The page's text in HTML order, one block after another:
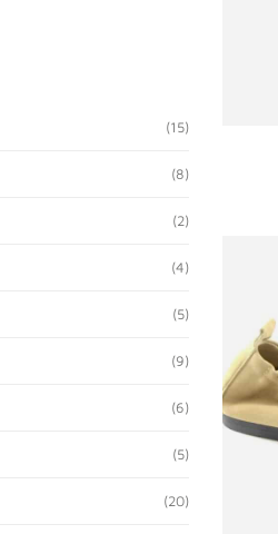
(15)
(8)
(2)
(4)
(5)
(9)
(6)
(5)
(20)